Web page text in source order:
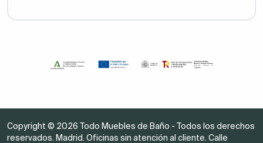
Copyright © 2026 Todo Muebles de Baño - Todos los derechos
reservados. Madrid. Oficinas sin atención al cliente. Calle